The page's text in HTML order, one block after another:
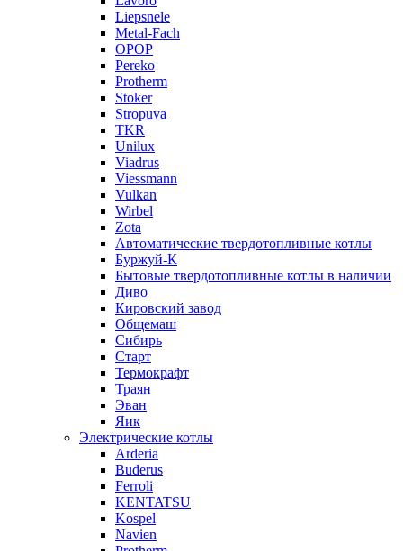
Liepsnele
Metal-Fach
OPOP
Pereko
Protherm
Stoker
Stropuva
TKR
Unilux
Viadrus
Viessmann
Vulkan
Wirbel
Zota
Автоматические твердотопливные котлы
Буржуй-К
Бытовые твердотопливные котлы в наличии
Диво
Кировский завод
Общемаш
Сибирь
Старт
Термокрафт
Траян
Эван
Яик
Электрические котлы
Arderia
Buderus
Ferroli
KENTATSU
Kospel
Navien